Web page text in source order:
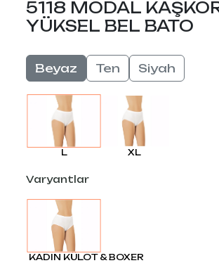
5118 MODAL
YÜKSEL BEL BATO
Beyaz Ten Siyah
L XL
Varyantlar
KADIN KÜLOT & BOXER